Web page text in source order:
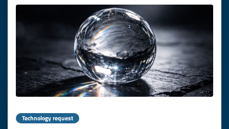
Technology request